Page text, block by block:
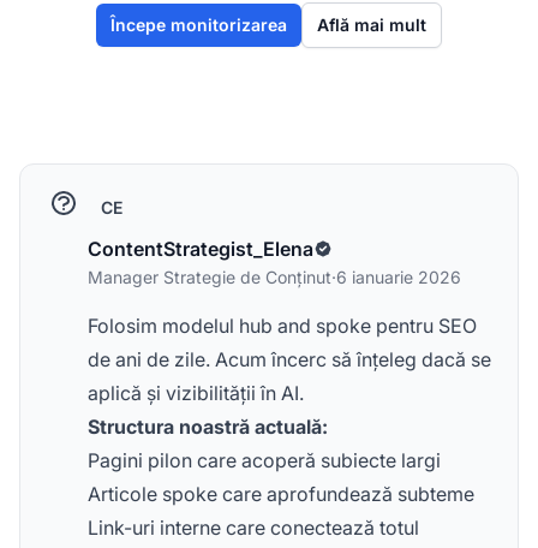
Începe monitorizarea Află mai mult
CE
ContentStrategist_Elena
Manager Strategie de Conținut·6 ianuarie 2026
Folosim modelul hub and spoke pentru SEO
de ani de zile. Acum încerc să înțeleg dacă se
aplică și vizibilității în AI.
Structura noastră actuală:
Pagini pilon care acoperă subiecte largi
Articole spoke care aprofundează subteme
Link-uri interne care conectează totul